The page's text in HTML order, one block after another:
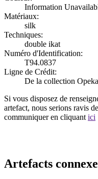
Information
Matériaux:
silk
Techniques:
double ikat
Numéro d'Identification:
T94.0837
Ligne de Crédit:
De la collection
Si vous disposez de
artefact, nous serions ravis
communiquer en cliquant ici
Artefacts